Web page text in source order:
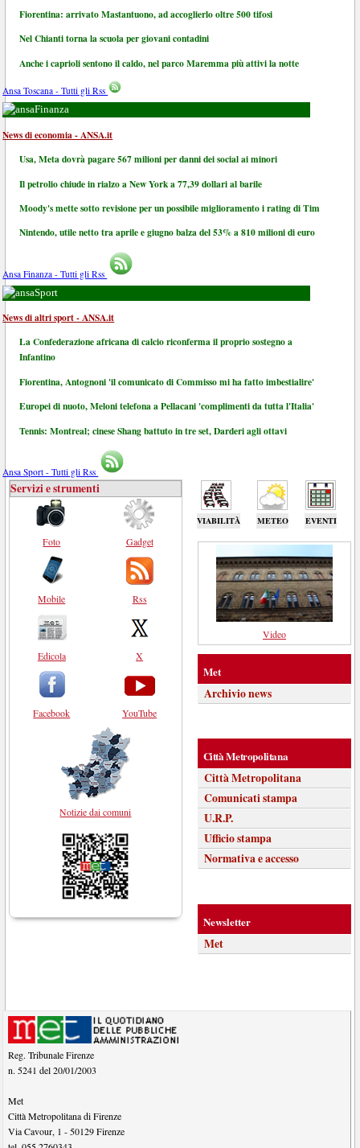
Fiorentina: arrivato Mastantuono, ad accoglierlo oltre 500 tifosi
Nel Chianti torna la scuola per giovani contadini
Anche i caprioli sentono il caldo, nel parco Maremma più attivi la notte
Ansa Toscana - Tutti gli Rss
Finanza
News di economia - ANSA.it
Usa, Meta dovrà pagare 567 milioni per danni dei social ai minori
Il petrolio chiude in rialzo a New York a 77,39 dollari al barile
Moody's mette sotto revisione per un possibile miglioramento i rating di Tim
Nintendo, utile netto tra aprile e giugno balza del 53% a 810 milioni di euro
Ansa Finanza - Tutti gli Rss
Sport
News di altri sport - ANSA.it
La Confederazione africana di calcio riconferma il proprio sostegno a
Infantino
Fiorentina, Antognoni 'il comunicato di Commisso mi ha fatto imbestialire'
Europei di nuoto, Meloni telefona a Pellacani 'complimenti da tutta l'Italia'
Tennis: Montreal; cinese Shang battuto in tre set, Darderi agli ottavi
Ansa Sport - Tutti gli Rss
VIABILITÀ METEO EVENTI
Servizi e strumenti
Foto
Mobile
Edicola
Facebook
Gadget
Rss
X
YouTube
Notizie dai comuni
Video
Met
Archivio news
Città Metropolitana
Città Metropolitana
Comunicati stampa
U.R.P.
Ufficio stampa
Normativa e accesso
Newsletter
Met
Reg. Tribunale Firenze
n. 5241 del 20/01/2003
Met
Città Metropolitana di Firenze
Via Cavour, 1 - 50129 Firenze